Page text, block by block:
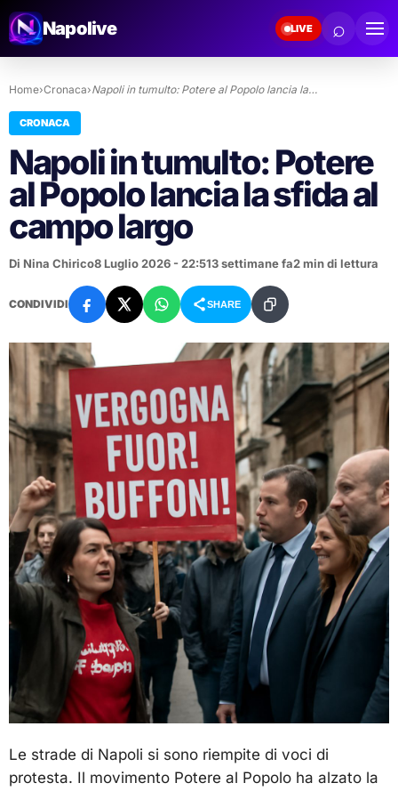
Napolive LIVE ⌕
Home›Cronaca›Napoli in tumulto: Potere al Popolo lancia la…
CRONACA
Napoli in tumulto: Potere
al Popolo lancia la sfida al
campo largo
Di Nina Chirico8 Luglio 2026 - 22:513 settimane fa2 min di lettura
CONDIVIDI SHARE
Le strade di Napoli si sono riempite di voci di
protesta. Il movimento Potere al Popolo ha alzato la